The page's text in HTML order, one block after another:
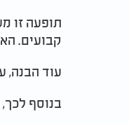
תופעה זו
קבועים.
עוד הבנה,
בנוסף